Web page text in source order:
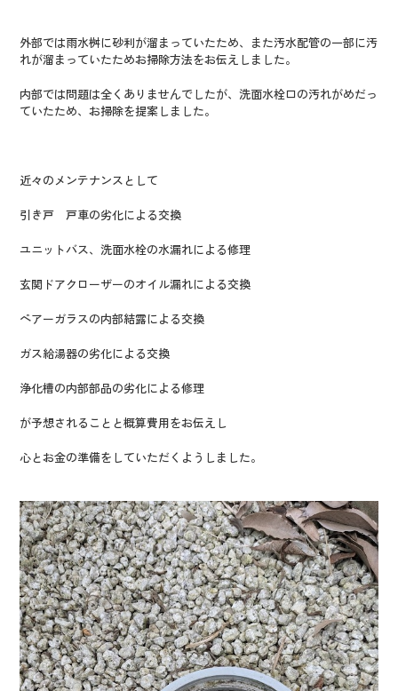
外部では雨水桝に砂利が溜まっていたため、また汚水配管の一部に汚
れが溜まっていたためお掃除方法をお伝えしました。
内部では問題は全くありませんでしたが、洗面水栓口の汚れがめだっ
ていたため、お掃除を提案しました。
近々のメンテナンスとして
引き戸 戸車の劣化による交換
ユニットバス、洗面水栓の水漏れによる修理
玄関ドアクローザーのオイル漏れによる交換
ペアーガラスの内部結露による交換
ガス給湯器の劣化による交換
浄化槽の内部部品の劣化による修理
が予想されることと概算費用をお伝えし
心とお金の準備をしていただくようしました。